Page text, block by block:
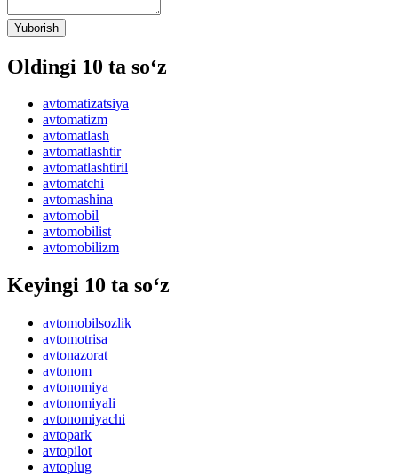
Yuborish
Oldingi 10 ta so‘z
avtomatizatsiya
avtomatizm
avtomatlash
avtomatlashtir
avtomatlashtiril
avtomatchi
avtomashina
avtomobil
avtomobilist
avtomobilizm
Keyingi 10 ta so‘z
avtomobilsozlik
avtomotrisa
avtonazorat
avtonom
avtonomiya
avtonomiyali
avtonomiyachi
avtopark
avtopilot
avtoplug